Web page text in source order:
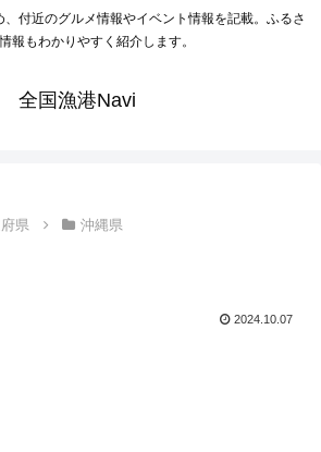
付近のグルメ情報やイベント情報を記載。ふるさ
報もわかりやすく紹介します。
全国漁港Navi
県 沖縄県
2024.10.07